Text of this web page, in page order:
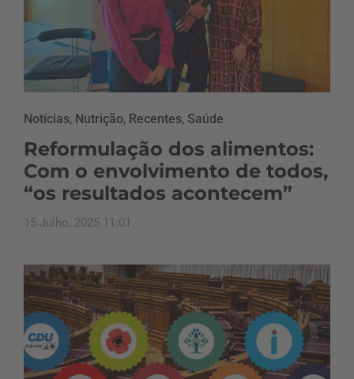
Notícias, Nutrição, Recentes, Saúde
Reformulação dos alimentos:
Com o envolvimento de todos,
“os resultados acontecem”
15 Julho, 2025 11:01